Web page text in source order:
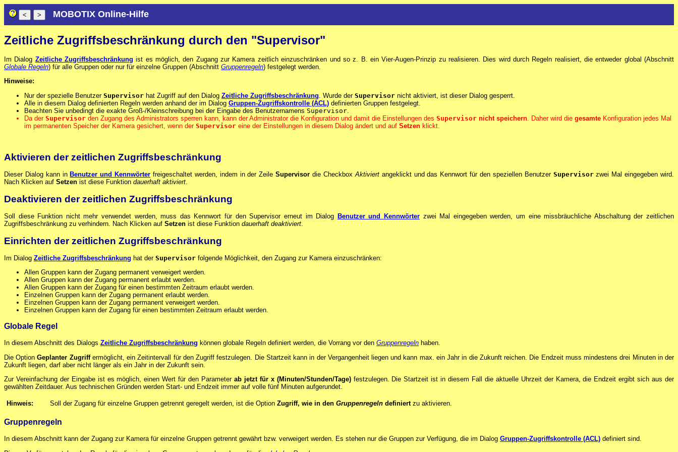
MOBOTIX Online-Hilfe
Zeitliche Zugriffsbeschränkung durch den "Supervisor"
Im Dialog Zeitliche Zugriffsbeschränkung ist es möglich, den Zugang zur Kamera zeitlich einzuschränken und so z. B. ein Vier-Augen-Prinzip zu realisieren. Dies wird durch Regeln realisiert, die entweder global (Abschnitt
Globale Regeln) für alle Gruppen oder nur für einzelne Gruppen (Abschnitt Gruppenregeln) festgelegt werden.
Hinweise:
Nur der spezielle Benutzer Supervisor hat Zugriff auf den Dialog Zeitliche Zugriffsbeschränkung . Wurde der Supervisor nicht aktiviert, ist dieser Dialog gesperrt.
Alle in diesem Dialog definierten Regeln werden anhand der im Dialog Gruppen-Zugriffskontrolle (ACL) definierten Gruppen festgelegt.
Beachten Sie unbedingt die exakte Groß-/Kleinschreibung bei der Eingabe des Benutzernamens Supervisor
Da der Supervisor den Zugang des Administrators sperren kann, kann der Administrator die Konfiguration und damit die Einstellungen des Supervisor nicht speichern . Daher wird die gesamte Konfiguration jedes Mal
im permanenten Speicher der Kamera gesichert, wenn der Supervisor eine der Einstellungen in diesem Dialog ändert und auf Setzen klickt.
Aktivieren der zeitlichen Zugriffsbeschränkung
Dieser Dialog kann in Benutzer und Kennwörter freigeschaltet werden, indem in der ZeileSupervisor die CheckboxAktiviertangeklickt und das Kennwort für den speziellen Benutzer Supervisorzwei Mal eingegeben wird.
Nach Klicken auf Setzen ist diese Funktion dauerhaft aktiviert.
Deaktivieren der zeitlichen Zugriffsbeschränkung
Soll diese Funktion nicht mehr verwendet werden, muss das Kennwort für den Supervisor erneut im Dialog Benutzer und Kennwörterzwei Mal eingegeben werden, um eine missbräuchliche Abschaltung der zeitlichen
Zugriffsbeschränkung zu verhindern. Nach Klicken auf Setzen ist diese Funktion dauerhaft deaktiviert.
Einrichten der zeitlichen Zugriffsbeschränkung
Im Dialog Zeitliche Zugriffsbeschränkung hat der Supervisor folgende Möglichkeit, den Zugang zur Kamera einzuschränken:
Allen Gruppen kann der Zugang permanent verweigert werden.
Allen Gruppen kann der Zugang permanent erlaubt werden.
Allen Gruppen kann der Zugang für einen bestimmten Zeitraum erlaubt werden.
Einzelnen Gruppen kann der Zugang permanent erlaubt werden.
Einzelnen Gruppen kann der Zugang permanent verweigert werden.
Einzelnen Gruppen kann der Zugang für einen bestimmten Zeitraum erlaubt werden.
Globale Regel
In diesem Abschnitt des Dialogs Zeitliche Zugriffsbeschränkung können globale Regeln definiert werden, die Vorrang vor den Gruppenregeln haben.
Die OptionGeplanter Zugriffermöglicht, ein Zeitintervall für den Zugriff festzulegen. Die Startzeit kann in der Vergangenheit liegen und kann max. ein Jahr in die Zukunft reichen. Die Endzeit muss mindestens drei Minuten in der
Zukunft liegen, darf aber nicht länger als ein Jahr in der Zukunft sein.
Zur Vereinfachung der Eingabe ist es möglich, einen Wert für den Parameter ab jetzt für x (Minuten/Stunden/Tage)festzulegen. Die Startzeit ist in diesem Fall die aktuelle Uhrzeit der Kamera, die Endzeit ergibt sich aus der
gewählten Zeitdauer. Aus technischen Gründen werden Start- und Endzeit immer auf volle fünf Minuten aufgerundet.
Hinweis: Soll der Zugang für einzelne Gruppen getrennt geregelt werden, ist die Option Zugriff, wie in den Gruppenregeln definiertzu aktivieren.
Gruppenregeln
In diesem Abschnitt kann der Zugang zur Kamera für einzelne Gruppen getrennt gewährt bzw. verweigert werden. Es stehen nur die Gruppen zur Verfügung, die im Dialog Gruppen-Zugriffskontrolle (ACL) definiert sind.